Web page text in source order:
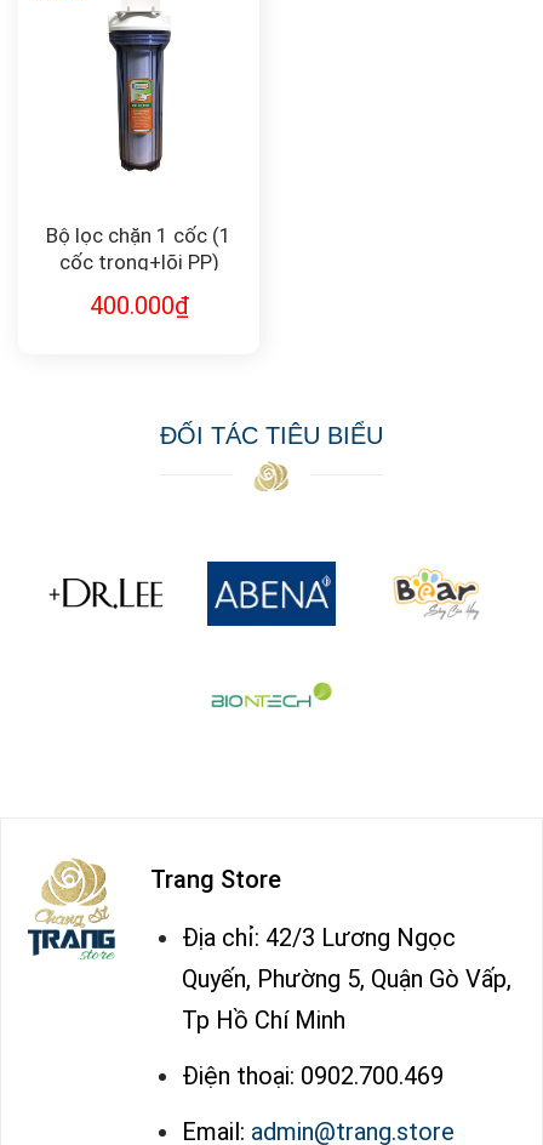
Bộ lọc chặn 1 cốc (1
cốc trong+lõi PP)
400.000₫
ĐỐI TÁC TIÊU BIỂU
Trang Store
Địa chỉ: 42/3 Lương Ngọc
Quyến, Phường 5, Quận Gò Vấp,
Tp Hồ Chí Minh
Điện thoại: 0902.700.469
Email: admin@trang.store